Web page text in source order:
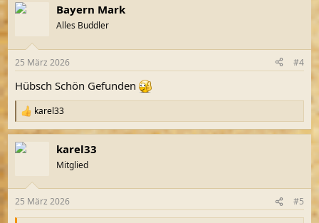
k
e
:
Bayern Mark
Alles Buddler
25 März 2026 #4
Hübsch Schön Gefunden
R
e
a
k
e
n
karel33
karel33
Mitglied
25 März 2026 #5